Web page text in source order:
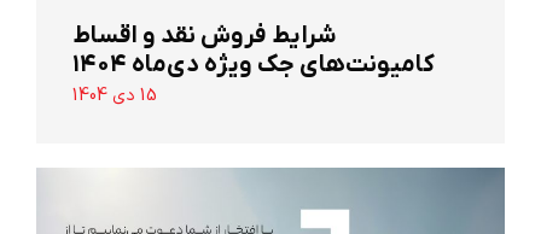
شرایط فروش نقد و اقساط
کامیونت‌های جک ویژه دی‌ماه ۱۴۰۴
15 دی 1404